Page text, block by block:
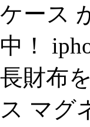
ケース
中！
長財布
ス マグ